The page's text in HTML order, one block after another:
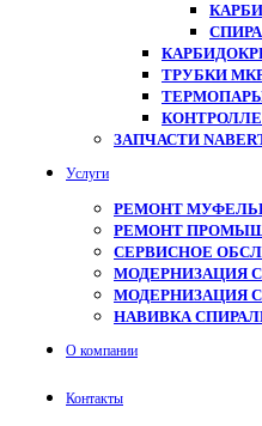
ТРУБКИ
ЗАПЧАСТИ
Услуги
РЕМОНТ
РЕМОНТ
СЕРВИСНОЕ
МОДЕРНИЗАЦИЯ
МОДЕРНИЗАЦИЯ
НАВИВКА
О компании
Контакты